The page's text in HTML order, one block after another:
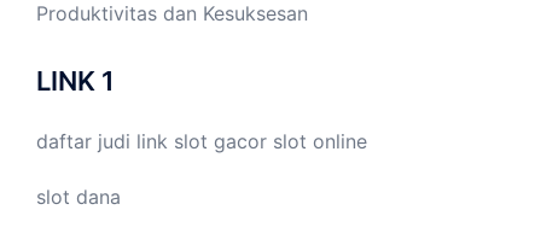
Produktivitas dan Kesuksesan
LINK 1
daftar judi link slot gacor slot online
slot dana